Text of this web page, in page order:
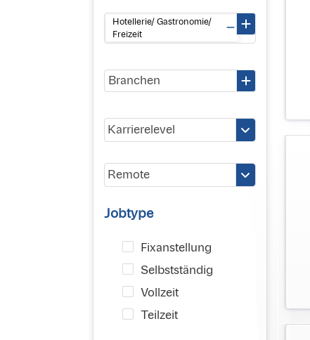
Hotellerie/ Gastronomie/
Freizeit
Karrierelevel
Remote
Jobtype
Fixanstellung
Selbstständig
Vollzeit
Teilzeit